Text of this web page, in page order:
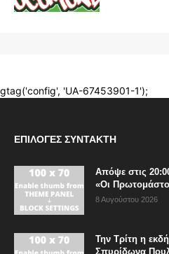
ΕΠΙΛΟΓΈΣ ΣΥΝΤΆΚΤΗ
Απόψε στις
«Οι
8 Αυγούστου 2026
Την Τρίτη η
Σπυρίδωνα